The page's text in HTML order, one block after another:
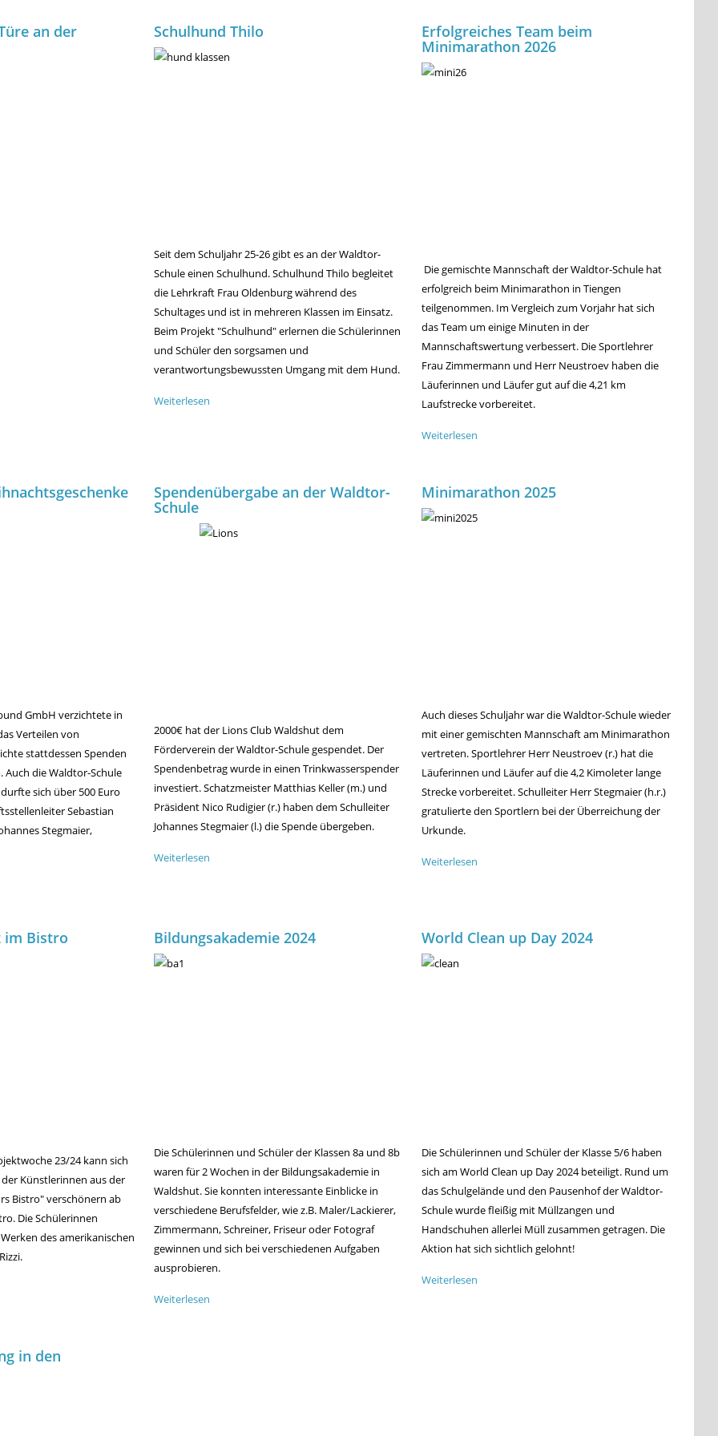
an der Schulhund Thilo
Seit dem Schuljahr 25-26 gibt es an der Waldtor-
Schule einen Schulhund. Schulhund Thilo begleitet
die Lehrkraft Frau Oldenburg während des
Schultages und ist in mehreren Klassen im Einsatz.
Beim Projekt "Schulhund" erlernen die Schülerinnen
und Schüler den sorgsamen und
verantwortungsbewussten Umgang mit dem Hund.
Weiterlesen
Erfolgreiches Team beim
Minimarathon 2026
Die gemischte Mannschaft der Waldtor-Schule hat
erfolgreich beim Minimarathon in Tiengen
teilgenommen. Im Vergleich zum Vorjahr hat sich
das Team um einige Minuten in der
Mannschaftswertung verbessert. Die Sportlehrer
Frau Zimmermann und Herr Neustroev haben die
Läuferinnen und Läufer gut auf die 4,21 km
Laufstrecke vorbereitet.
Weiterlesen
beim
GmbH verzichtete in
Verteilen von
stattdessen Spenden
Auch die Waldtor-Schule
sich über 500 Euro
Sebastian
Stegmaier,
Spendenübergabe an der Waldtor-
Schule
2000€ hat der Lions Club Waldshut dem
Förderverein der Waldtor-Schule gespendet. Der
Spendenbetrag wurde in einen Trinkwasserspender
investiert. Schatzmeister Matthias Keller (m.) und
Präsident Nico Rudigier (r.) haben dem Schulleiter
Johannes Stegmaier (l.) die Spende übergeben.
Weiterlesen
Waldtor-
Minimarathon 2025
Auch dieses Schuljahr war die Waldtor-Schule wieder
mit einer gemischten Mannschaft am Minimarathon
vertreten. Sportlehrer Herr Neustroev (r.) hat die
Läuferinnen und Läufer auf die 4,2 Kimoleter lange
Strecke vorbereitet. Schulleiter Herr Stegmaier (h.r.)
gratulierte den Sportlern bei der Überreichung der
Urkunde.
Weiterlesen
im Bistro
23/24 kann sich
Künstlerinnen aus der
Bistro" verschönern ab
Die Schülerinnen
des amerikanischen
Bildungsakademie 2024
Die Schülerinnen und Schüler der Klassen 8a und 8b
waren für 2 Wochen in der Bildungsakademie in
Waldshut. Sie konnten interessante Einblicke in
verschiedene Berufsfelder, wie z.B. Maler/Lackierer,
Zimmermann, Schreiner, Friseur oder Fotograf
gewinnen und sich bei verschiedenen Aufgaben
ausprobieren.
Weiterlesen
World Clean up Day 2024
Die Schülerinnen und Schüler der Klasse 5/6 haben
sich am World Clean up Day 2024 beteiligt. Rund um
das Schulgelände und den Pausenhof der Waldtor-
Schule wurde fleißig mit Müllzangen und
Handschuhen allerlei Müll zusammen getragen. Die
Aktion hat sich sichtlich gelohnt!
Weiterlesen
in den